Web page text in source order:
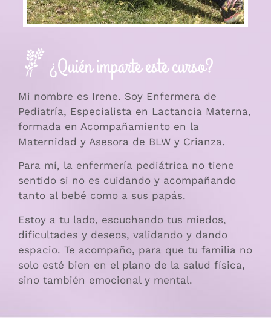
¿Quién imparte este curso?
Mi nombre es Irene. Soy Enfermera de
Pediatría, Especialista en Lactancia Materna,
formada en Acompañamiento en la
Maternidad y Asesora de BLW y Crianza.
Para mí, la enfermería pediátrica no tiene
sentido si no es cuidando y acompañando
tanto al bebé como a sus papás.
Estoy a tu lado, escuchando tus miedos,
dificultades y deseos, validando y dando
espacio. Te acompaño, para que tu familia no
solo esté bien en el plano de la salud física,
sino también emocional y mental.